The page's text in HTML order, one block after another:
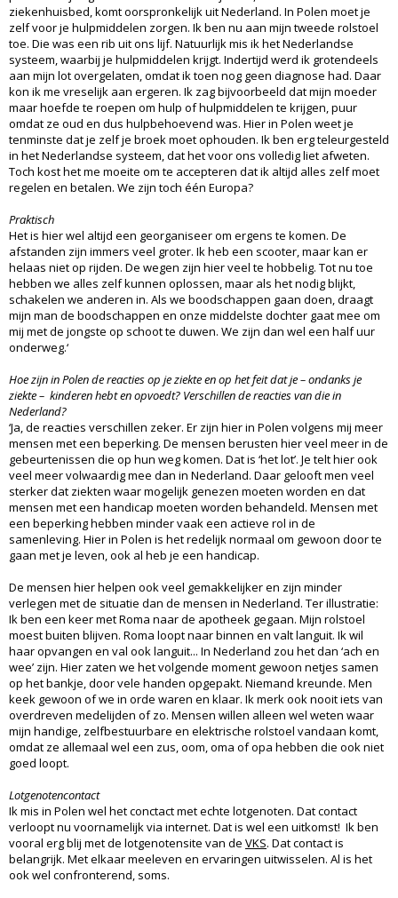
ziekenhuisbed, komt oorspronkelijk uit Nederland. In Polen moet je
zelf voor je hulpmiddelen zorgen. Ik ben nu aan mijn tweede rolstoel
toe. Die was een rib uit ons lijf. Natuurlijk mis ik het Nederlandse
systeem, waarbij je hulpmiddelen krijgt. Indertijd werd ik grotendeels
aan mijn lot overgelaten, omdat ik toen nog geen diagnose had. Daar
kon ik me vreselijk aan ergeren. Ik zag bijvoorbeeld dat mijn moeder
maar hoefde te roepen om hulp of hulpmiddelen te krijgen, puur
omdat ze oud en dus hulpbehoevend was. Hier in Polen weet je
tenminste dat je zelf je broek moet ophouden. Ik ben erg teleurgesteld
in het Nederlandse systeem, dat het voor ons volledig liet afweten.
Toch kost het me moeite om te accepteren dat ik altijd alles zelf moet
regelen en betalen. We zijn toch één Europa?
Praktisch
Het is hier wel altijd een georganiseer om ergens te komen. De
afstanden zijn immers veel groter. Ik heb een scooter, maar kan er
helaas niet op rijden. De wegen zijn hier veel te hobbelig. Tot nu toe
hebben we alles zelf kunnen oplossen, maar als het nodig blijkt,
schakelen we anderen in. Als we boodschappen gaan doen, draagt
mijn man de boodschappen en onze middelste dochter gaat mee om
mij met de jongste op schoot te duwen. We zijn dan wel een half uur
onderweg.‘
Hoe zijn in Polen de reacties op je ziekte en op het feit dat je – ondanks je
ziekte – kinderen hebt en opvoedt? Verschillen de reacties van die in
Nederland?
‘Ja, de reacties verschillen zeker. Er zijn hier in Polen volgens mij meer
mensen met een beperking. De mensen berusten hier veel meer in de
gebeurtenissen die op hun weg komen. Dat is ‘het lot’. Je telt hier ook
veel meer volwaardig mee dan in Nederland. Daar gelooft men veel
sterker dat ziekten waar mogelijk genezen moeten worden en dat
mensen met een handicap moeten worden behandeld. Mensen met
een beperking hebben minder vaak een actieve rol in de
samenleving. Hier in Polen is het redelijk normaal om gewoon door te
gaan met je leven, ook al heb je een handicap.
De mensen hier helpen ook veel gemakkelijker en zijn minder
verlegen met de situatie dan de mensen in Nederland. Ter illustratie:
Ik ben een keer met Roma naar de apotheek gegaan. Mijn rolstoel
moest buiten blijven. Roma loopt naar binnen en valt languit. Ik wil
haar opvangen en val ook languit... In Nederland zou het dan ‘ach en
wee’ zijn. Hier zaten we het volgende moment gewoon netjes samen
op het bankje, door vele handen opgepakt. Niemand kreunde. Men
keek gewoon of we in orde waren en klaar. Ik merk ook nooit iets van
overdreven medelijden of zo. Mensen willen alleen wel weten waar
mijn handige, zelfbestuurbare en elektrische rolstoel vandaan komt,
omdat ze allemaal wel een zus, oom, oma of opa hebben die ook niet
goed loopt.
Lotgenotencontact
Ik mis in Polen wel het conctact met echte lotgenoten. Dat contact
verloopt nu voornamelijk via internet. Dat is wel een uitkomst! Ik ben
vooral erg blij met de lotgenotensite van de VKS. Dat contact is
belangrijk. Met elkaar meeleven en ervaringen uitwisselen. Al is het
ook wel confronterend, soms.